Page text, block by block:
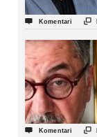
 Komentari 
 Komentari 